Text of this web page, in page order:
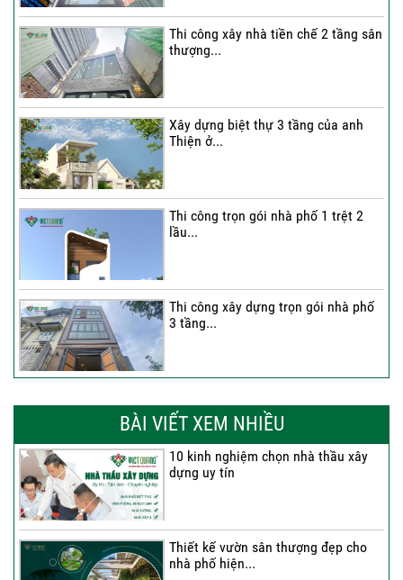
Thi công xây nhà tiền chế 2 tầng sân
thượng...
Xây dựng biệt thự 3 tầng của anh
Thiện ở...
Thi công trọn gói nhà phố 1 trệt 2
lầu...
Thi công xây dựng trọn gói nhà phố
3 tầng...
Anh...
BÀI VIẾT XEM NHIỀU
10 kinh nghiệm chọn nhà thầu xây
dựng uy tín
Thiết kế vườn sân thượng đẹp cho
nhà phố hiện...